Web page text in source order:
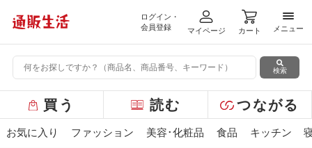
ログイン・
会員登録
マイページ カート
メニ
メニュー
検索
ー
バ
買う 読む つながる
お気に入り ファッション 美容･化粧品 食品 キッチン